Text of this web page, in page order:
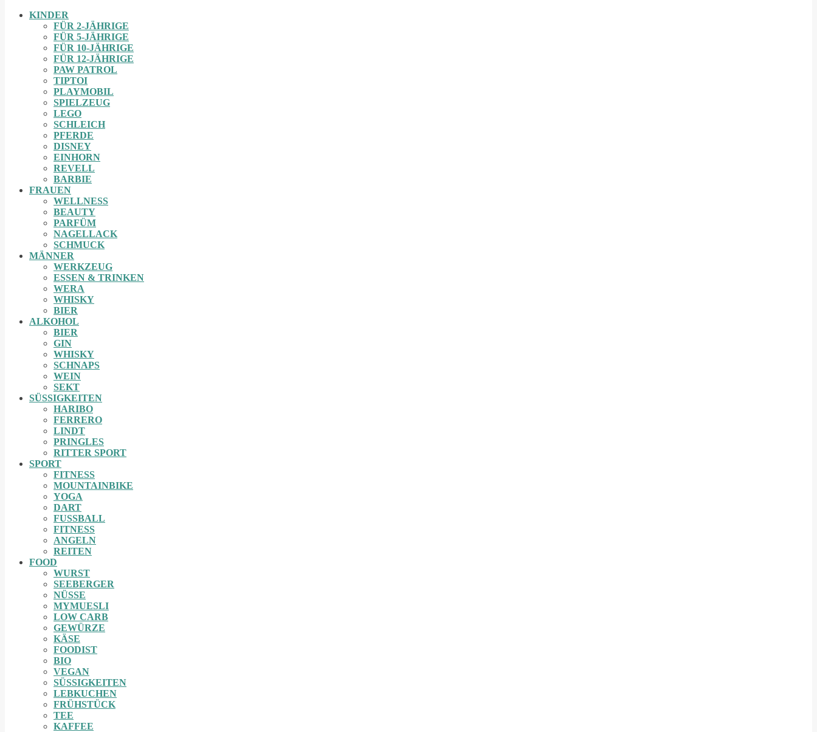
KINDER
FÜR 2-JÄHRIGE
FÜR 5-JÄHRIGE
FÜR 10-JÄHRIGE
FÜR 12-JÄHRIGE
PAW PATROL
TIPTOI
PLAYMOBIL
SPIELZEUG
LEGO
SCHLEICH
PFERDE
DISNEY
EINHORN
REVELL
BARBIE
FRAUEN
WELLNESS
BEAUTY
PARFÜM
NAGELLACK
SCHMUCK
MÄNNER
WERKZEUG
ESSEN & TRINKEN
WERA
WHISKY
BIER
ALKOHOL
BIER
GIN
WHISKY
SCHNAPS
WEIN
SEKT
SÜSSIGKEITEN
HARIBO
FERRERO
LINDT
PRINGLES
RITTER SPORT
SPORT
FITNESS
MOUNTAINBIKE
YOGA
DART
FUSSBALL
FITNESS
ANGELN
REITEN
FOOD
WURST
SEEBERGER
NÜSSE
MYMUESLI
LOW CARB
GEWÜRZE
KÄSE
FOODIST
BIO
VEGAN
SÜSSIGKEITEN
LEBKUCHEN
FRÜHSTÜCK
TEE
KAFFEE